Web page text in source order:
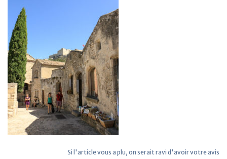
Si l'article vous a plu, on serait ravi d'avoir votre avis